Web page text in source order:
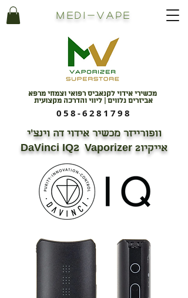
Medi- Vape
מכשירי אידוי לקנאביס רפואי וצמחי מרפא
אביזרים נלווים | ליווי והדרכה מקצועית
058-6281798
וופורייזר מכשיר אידוי דה וינצ’י
אייקיו2 DaVinci IQ
2Vaporizer